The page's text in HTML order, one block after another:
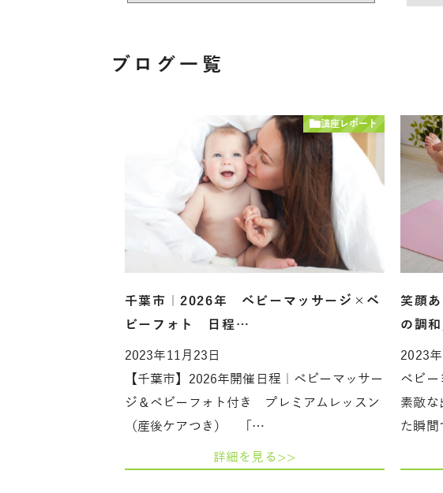
ブログ一覧
講座レポート
千葉市｜2026年 ベビーマッサージ×ベ
ビーフォト 日程…
2023年11月23日
【千葉市】2026年開催日程｜ベビーマッサー
ジ＆ベビーフォト付き プレミアムレッスン
（産後ケアつき） 「…
詳細を見る>>
笑顔
の調
2023
ベビ
素敵な
た瞬